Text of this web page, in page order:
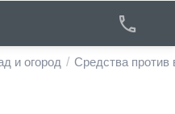
и огород / Средства против